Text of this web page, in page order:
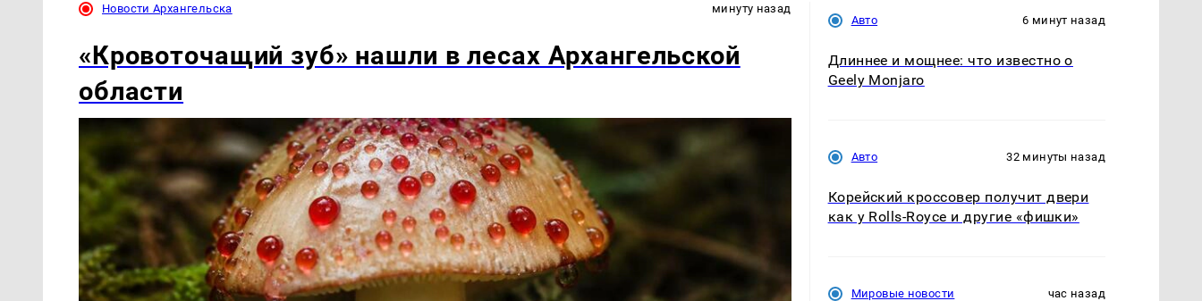
Новости Архангельска минуту назад
«Кровоточащий зуб» нашли в лесах Архангельской
области
Авто 6 минут назад
Длиннее и мощнее: что известно о
Geely Monjaro
Авто 32 минуты назад
Корейский кроссовер получит двери
как у Rolls-Royce и другие «фишки»
Мировые новости час назад